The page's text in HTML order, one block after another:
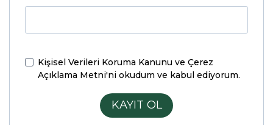
Kişisel Verileri Koruma Kanunu ve Çerez
Açıklama Metni'ni okudum ve kabul ediyorum.
KAYIT OL